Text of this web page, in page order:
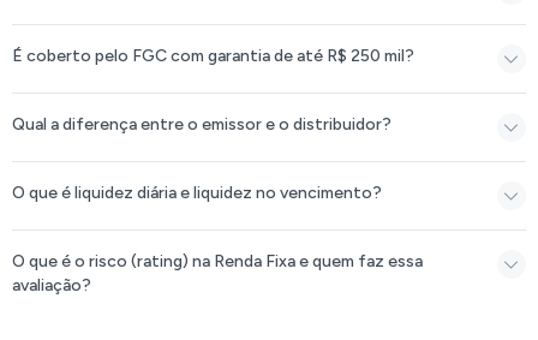
É coberto pelo FGC com garantia de até R$ 250 mil?
Qual a diferença entre o emissor e o distribuidor?
O que é liquidez diária e liquidez no vencimento?
O que é o risco (rating) na Renda Fixa e quem faz essa
avaliação?